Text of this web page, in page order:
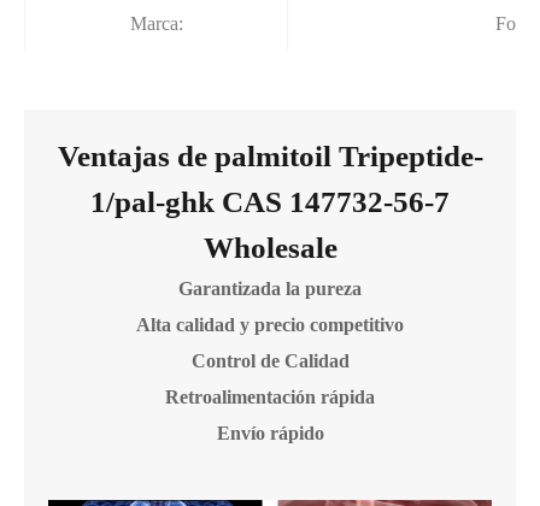
Marca:
Ventajas de palmitoil Tripeptide-
1/pal-ghk CAS 147732-56-7
Wholesale
Garantizada la pureza
Alta calidad y precio competitivo
Control de Calidad
Retroalimentación rápida
Envío rápido